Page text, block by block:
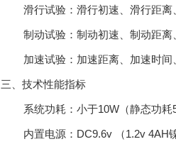
滑行试验：滑行初速、滑行距离
制动试验：制动初速、制动距离
加速试验：加速距离、加速时
三、技术性能指标
系统功耗：小于10W （静态功耗
内置电源： DC9.6v （1.2v 4AH